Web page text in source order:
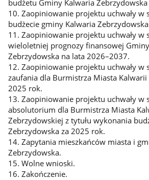
budżetu Gminy Kalwaria
10. Zaopiniowanie projektu uchwały w
budżecie gminy Kalwaria
11. Zaopiniowanie projektu uchwały w
wieloletniej prognozy finansowej
Zebrzydowska na lata 2026–2037.
12. Zaopiniowanie projektu uchwały w
zaufania dla Burmistrza Miasta
2025 rok.
13. Zaopiniowanie projektu uchwały w
absolutorium dla Burmistrza Miasta
Zebrzydowskiej z tytułu wykonania
Zebrzydowska za 2025 rok.
14. Zapytania mieszkańców miasta i
Zebrzydowska.
15. Wolne wnioski.
16. Zakończenie.